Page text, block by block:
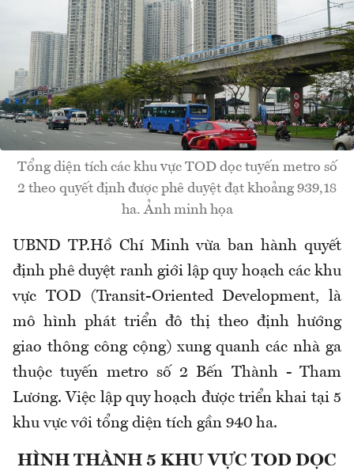
Tổng diện tích các khu vực TOD dọc tuyến metro số
2 theo quyết định được phê duyệt đạt khoảng 939,18
ha. Ảnh minh họa
UBND TP.Hồ Chí Minh vừa ban hành quyết
định phê duyệt ranh giới lập quy hoạch các khu
vực TOD (Transit-Oriented Development, là
mô hình phát triển đô thị theo định hướng
giao thông công cộng) xung quanh các nhà ga
thuộc tuyến metro số 2 Bến Thành - Tham
Lương. Việc lập quy hoạch được triển khai tại 5
khu vực với tổng diện tích gần 940 ha.
HÌNH THÀNH 5 KHU VỰC TOD DỌC